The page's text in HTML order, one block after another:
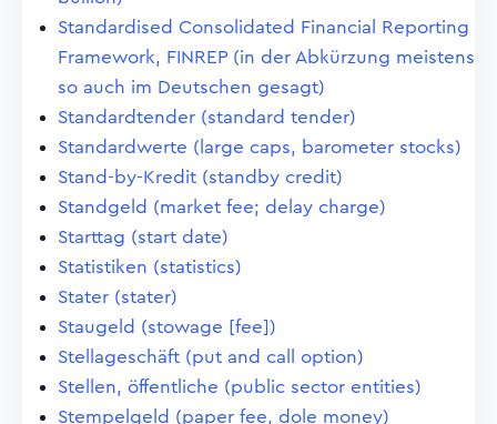
Standardised Consolidated Financial Reporting
Framework, FINREP (in der Abkürzung meistens
so auch im Deutschen gesagt)
Standardtender (standard tender)
Standardwerte (large caps, barometer stocks)
Stand-by-Kredit (standby credit)
Standgeld (market fee; delay charge)
Starttag (start date)
Statistiken (statistics)
Stater (stater)
Staugeld (stowage [fee])
Stellageschäft (put and call option)
Stellen, öffentliche (public sector entities)
Stempelgeld (paper fee, dole money)